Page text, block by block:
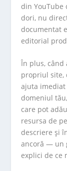
din YouTube
dori, nu
documentat
editorial
În plus,
propriul site,
ajuta
domeniul
care pot
resursa de
descriere și
ancoră — un
explici de ce